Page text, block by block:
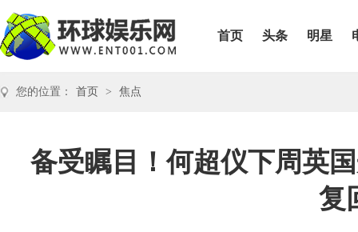
首页 头条 明星
您的位置： 首页 > 焦点
备受瞩目！何超仪下周英
复